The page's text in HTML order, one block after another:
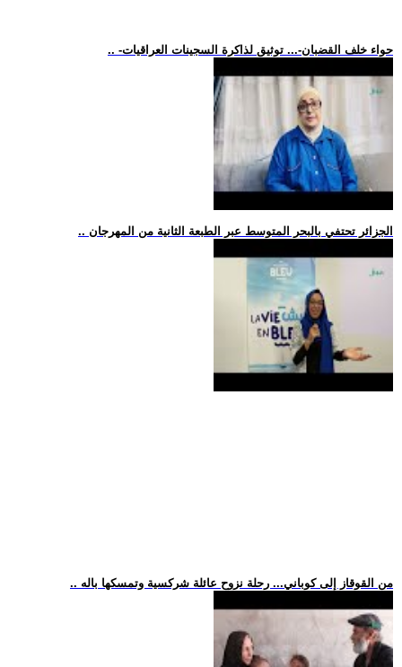
.. -حواء خلف القضبان-... توثيق لذاكرة السجينات العراقيات
.. الجزائر تحتفي بالبحر المتوسط عبر الطبعة الثانية من المهرجان
.. من القوقاز إلى كوباني... رحلة نزوح عائلة شركسية وتمسكها باله